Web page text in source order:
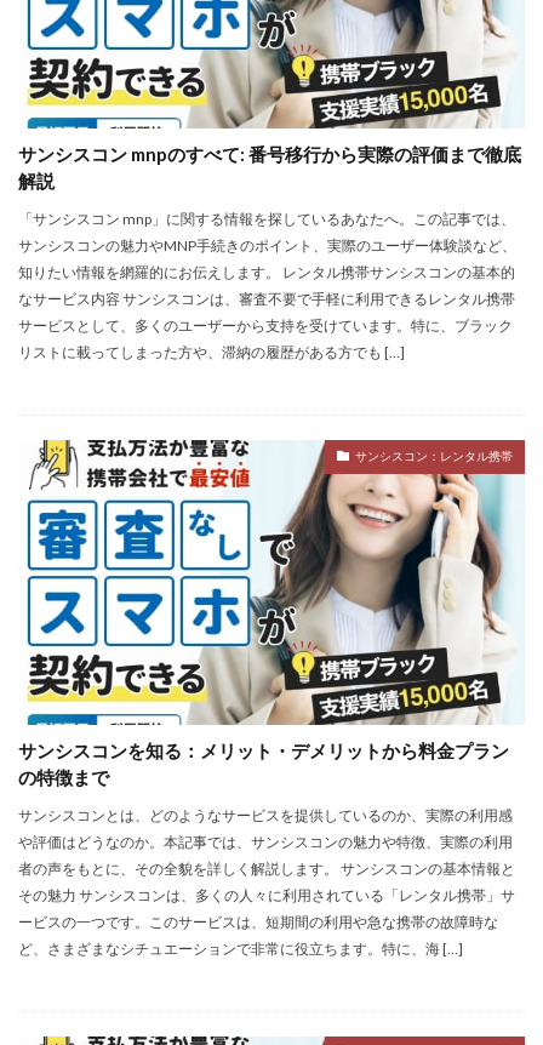
サンシスコン mnpのすべて: 番号移行から実際の評価まで徹底
解説
「サンシスコン mnp」に関する情報を探しているあなたへ。この記事では、
サンシスコンの魅力やMNP手続きのポイント、実際のユーザー体験談など、
知りたい情報を網羅的にお伝えします。 レンタル携帯サンシスコンの基本的
なサービス内容 サンシスコンは、審査不要で手軽に利用できるレンタル携帯
サービスとして、多くのユーザーから支持を受けています。特に、ブラック
リストに載ってしまった方や、滞納の履歴がある方でも […]
サンシスコン：レンタル携帯
サンシスコンを知る：メリット・デメリットから料金プラン
の特徴まで
サンシスコンとは、どのようなサービスを提供しているのか、実際の利用感
や評価はどうなのか。本記事では、サンシスコンの魅力や特徴、実際の利用
者の声をもとに、その全貌を詳しく解説します。 サンシスコンの基本情報と
その魅力 サンシスコンは、多くの人々に利用されている「レンタル携帯」サ
ービスの一つです。このサービスは、短期間の利用や急な携帯の故障時な
ど、さまざまなシチュエーションで非常に役立ちます。特に、海 […]